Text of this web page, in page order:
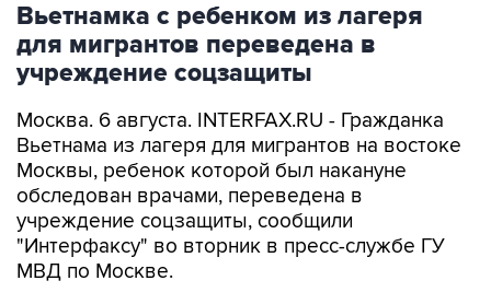
Вьетнамка с ребенком из лагеря
для мигрантов переведена в
учреждение соцзащиты
Москва. 6 августа. INTERFAX.RU - Гражданка
Вьетнама из лагеря для мигрантов на востоке
Москвы, ребенок которой был накануне
обследован врачами, переведена в
учреждение соцзащиты, сообщили
"Интерфаксу" во вторник в пресс-службе ГУ
МВД по Москве.